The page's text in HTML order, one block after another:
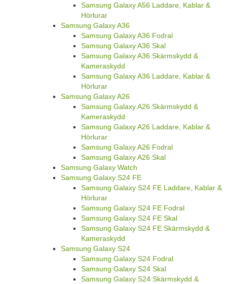
Samsung Galaxy A56 Laddare, Kablar &
Hörlurar
Samsung Galaxy A36
Samsung Galaxy A36 Fodral
Samsung Galaxy A36 Skal
Samsung Galaxy A36 Skärmskydd &
Kameraskydd
Samsung Galaxy A36 Laddare, Kablar &
Hörlurar
Samsung Galaxy A26
Samsung Galaxy A26 Skärmskydd &
Kameraskydd
Samsung Galaxy A26 Laddare, Kablar &
Hörlurar
Samsung Galaxy A26 Fodral
Samsung Galaxy A26 Skal
Samsung Galaxy Watch
Samsung Galaxy S24 FE
Samsung Galaxy S24 FE Laddare, Kablar &
Hörlurar
Samsung Galaxy S24 FE Fodral
Samsung Galaxy S24 FE Skal
Samsung Galaxy S24 FE Skärmskydd &
Kameraskydd
Samsung Galaxy S24
Samsung Galaxy S24 Fodral
Samsung Galaxy S24 Skal
Samsung Galaxy S24 Skärmskydd &